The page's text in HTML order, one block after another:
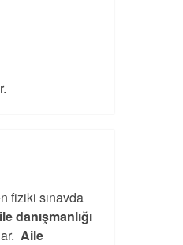
fiziki sınavda
danışmanlığı
Aile